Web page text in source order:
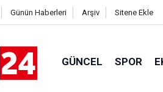
Günün Haberleri Arşiv Sitene Ekle
GÜNCEL SPOR